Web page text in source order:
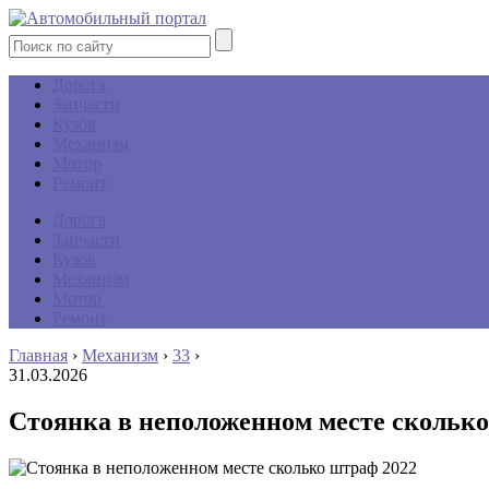
Главная › Механизм › 33 ›
31.03.2026
Стоянка в неположенном месте